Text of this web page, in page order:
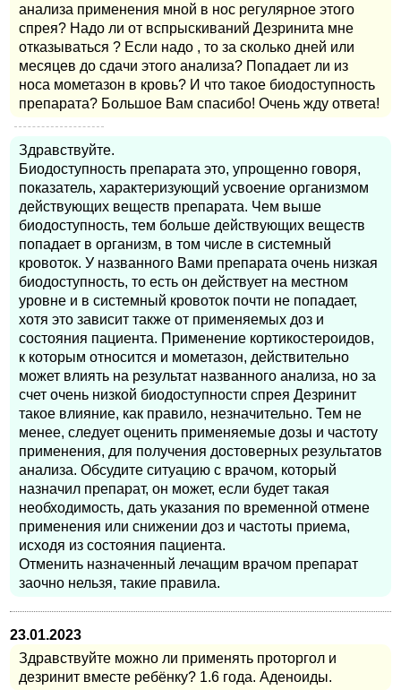
анализа применения мной в нос регулярное этого
спрея? Надо ли от вспрыскиваний Дезринита мне
отказываться ? Если надо , то за сколько дней или
месяцев до сдачи этого анализа? Попадает ли из
носа мометазон в кровь? И что такое биодоступность
препарата? Большое Вам спасибо! Очень жду ответа!
Здравствуйте.
Биодоступность препарата это, упрощенно говоря,
показатель, характеризующий усвоение организмом
действующих веществ препарата. Чем выше
биодоступность, тем больше действующих веществ
попадает в организм, в том числе в системный
кровоток. У названного Вами препарата очень низкая
биодоступность, то есть он действует на местном
уровне и в системный кровоток почти не попадает,
хотя это зависит также от применяемых доз и
состояния пациента. Применение кортикостероидов,
к которым относится и мометазон, действительно
может влиять на результат названного анализа, но за
счет очень низкой биодоступности спрея Дезринит
такое влияние, как правило, незначительно. Тем не
менее, следует оценить применяемые дозы и частоту
применения, для получения достоверных результатов
анализа. Обсудите ситуацию с врачом, который
назначил препарат, он может, если будет такая
необходимость, дать указания по временной отмене
применения или снижении доз и частоты приема,
исходя из состояния пациента.
Отменить назначенный лечащим врачом препарат
заочно нельзя, такие правила.
23.01.2023
Здравствуйте можно ли применять проторгол и
дезринит вместе ребёнку? 1.6 года. Аденоиды.